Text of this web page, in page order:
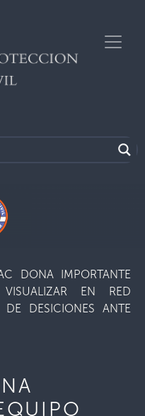
DONA IMPORTANTE
EN RED
DESICIONES ANTE